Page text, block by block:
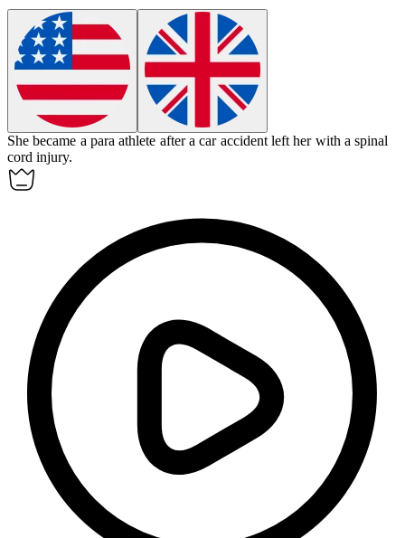
She became a para athlete after a car accident left her with a spinal
cord injury.